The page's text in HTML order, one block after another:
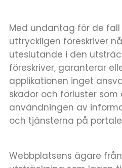
Med undantag för de
uttryckligen föreskriver
uteslutande i den
föreskriver, garanterar
applikationen inget
skador och förluster som
användningen av
och tjänsterna på
Webbplatsens ägare